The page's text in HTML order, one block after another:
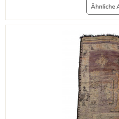
Ähnliche